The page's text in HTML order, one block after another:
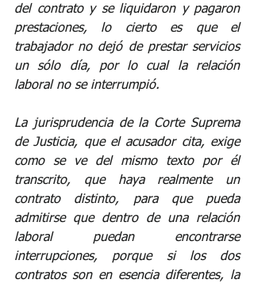
del contrato y se liquidaron y pagaron
prestaciones, lo cierto es que el
trabajador no dejó de prestar servicios
un sólo día, por lo cual la relación
laboral no se interrumpió.
La jurisprudencia de la Corte Suprema
de Justicia, que el acusador cita, exige
como se ve del mismo texto por él
transcrito, que haya realmente un
contrato distinto, para que pueda
admitirse que dentro de una relación
laboral puedan encontrarse
interrupciones, porque si los dos
contratos son en esencia diferentes, la